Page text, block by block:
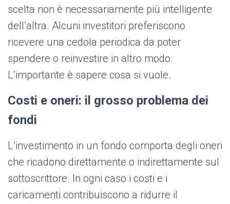
scelta non è necessariamente più intelligente
dell’altra. Alcuni investitori preferiscono
ricevere una cedola periodica da poter
spendere o reinvestire in altro modo.
L’importante è sapere cosa si vuole.
Costi e oneri: il grosso problema dei
fondi
L’investimento in un fondo comporta degli oneri
che ricadono direttamente o indirettamente sul
sottoscrittore. In ogni caso i costi e i
caricamenti contribuiscono a ridurre il